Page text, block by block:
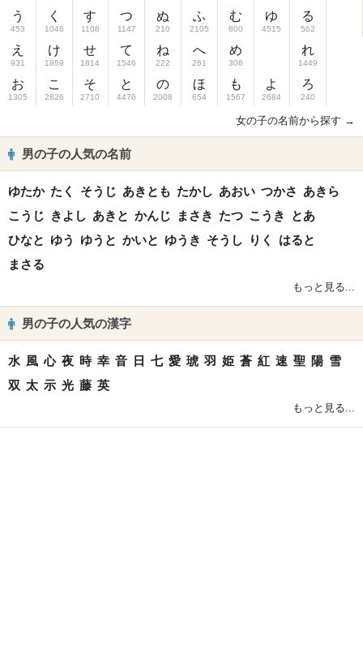
う
453
え
931
お
1305
く
1046
け
1859
こ
2826
す
1108
せ
1814
そ
2710
つ
1147
て
1546
と
4476
ぬ
210
ね
222
の
2008
ふ
2105
へ
261
ほ
654
む
800
め
306
も
1567
ゆ
4515
よ
2684
る
562
れ
1449
ろ
240
女の子の名前から探す →
男の子の人気の名前
ゆたか たく そうじ あきとも たかし あおい つかさ あきら
こうじ きよし あきと かんじ まさき たつ こうき
とあ
ひなと ゆう ゆうと かいと ゆうき そうし りく
はると
まさる
もっと見る...
男の子の人気の漢字
水 風 心 夜 時 幸 音 日 七 愛 琥 羽 姫 蒼 紅 速 聖 陽 雪
双 太 示 光 藤 英
もっと見る...